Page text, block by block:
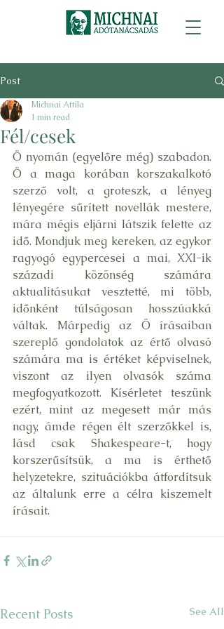
Post
Fél/cesek
Michnai Attila
1 min read
Ö nyomán (egyelőre még) szabadon.
Ö a maga korában korszakalkotó
szerző volt, a groteszk, a lényeg
lényegére sűrített novellák mestere,
mára mégis eljárni látszik felette az
idő. Mondjuk meg kereken, az egykor
ragyogó egypercesei a mai, XXI-ik
századi közönség számára
aktualitásukat vesztetté, mi több,
időnként túlságosan hosszúakká
váltak. Márpedig az Ö írásaiban
szereplő gondolatok az értő olvasó
számára ma is értéket képviselnek,
viszont az ilyen olvasók száma
megfogyatkozott. Kísérletet teszünk
ezért, mint az megesett már más
nagy, ámde régen élt szerzőkkel is,
lásd csak Shakespeare-t, hogy
korszerűsítsük, a ma is érthető
helyzetekre, szituációkba átfordítsuk
az általunk erre a célra kiszemelt
írásait.
Recent Posts See All